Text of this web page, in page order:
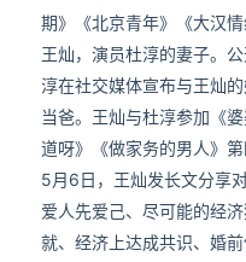
期》《北京青年》《大汉情
王灿，演员杜淳的妻子。
淳在社交媒体宣布与王灿
当爸。王灿与杜淳参加《
道呀》《做家务的男人》第
5月6日，王灿发长文分享
爱人先爱己、尽可能的经
就、经济上达成共识、婚